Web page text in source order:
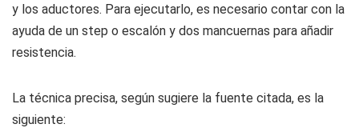
y los aductores. Para ejecutarlo, es necesario contar con la
ayuda de un step o escalón y dos mancuernas para añadir
resistencia.
La técnica precisa, según sugiere la fuente citada, es la
siguiente: